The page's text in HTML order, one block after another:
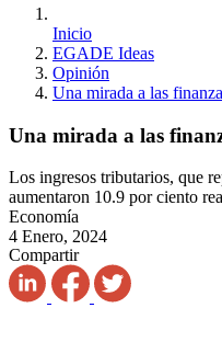
Inicio
EGADE Ideas
Opinión
Una mirada a las
Una mirada a las
Los ingresos tributarios, que
aumentaron 10.9 por ciento
Economía
4 Enero, 2024
Compartir